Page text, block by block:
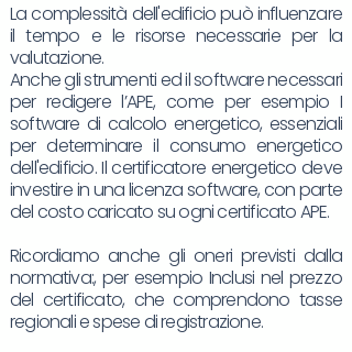
La complessità dell'edificio può influenzare
il tempo e le risorse necessarie per la
valutazione.
Anche gli strumenti ed il software necessari
per redigere l’APE, come per esempio I
software di calcolo energetico, essenziali
per determinare il consumo energetico
dell'edificio. Il certificatore energetico deve
investire in una licenza software, con parte
del costo caricato su ogni certificato APE.
Ricordiamo anche gli oneri previsti dalla
normativa:, per esempio Inclusi nel prezzo
del certificato, che comprendono tasse
regionali e spese di registrazione.